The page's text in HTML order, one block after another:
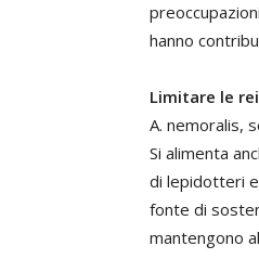
hanno
Limitare le
A. nemoralis,
Si alimenta
di lepidotteri
fonte di
mantengono